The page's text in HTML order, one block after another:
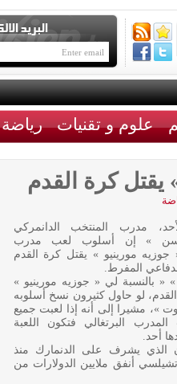
علوم و تقنيات رياضة
كرة القدم
مدرب المنتخب الدانمركي
» إن أسلوب لعب مدرب
مورينيو » يقتل كرة القدم
المفرط.
« بالنسبة لي « جوزيه مورينيو »
لو حاول كثيرون نسخ أسلوبه
»، مشيرا إلى أنه إذا لعبت جميع
البرتغالي فتكون اللعبة
أحد.
الذي يشرف على الدنمارك منذ
أن تشيلسي أنفق ملايين الدولارات من